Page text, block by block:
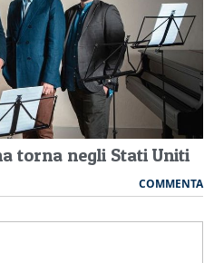
torna negli Stati Uniti
COMMENTA